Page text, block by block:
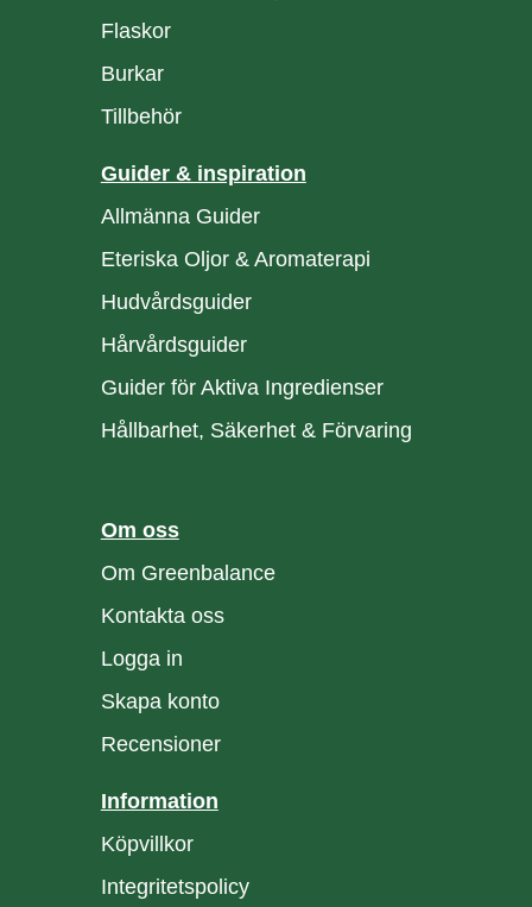
Flaskor
Burkar
Tillbehör
Guider & inspiration
Allmänna Guider
Eteriska Oljor & Aromaterapi
Hudvårdsguider
Hårvårdsguider
Guider för Aktiva Ingredienser
Hållbarhet, Säkerhet & Förvaring
Om oss
Om Greenbalance
Kontakta oss
Logga in
Skapa konto
Recensioner
Information
Köpvillkor
Integritetspolicy